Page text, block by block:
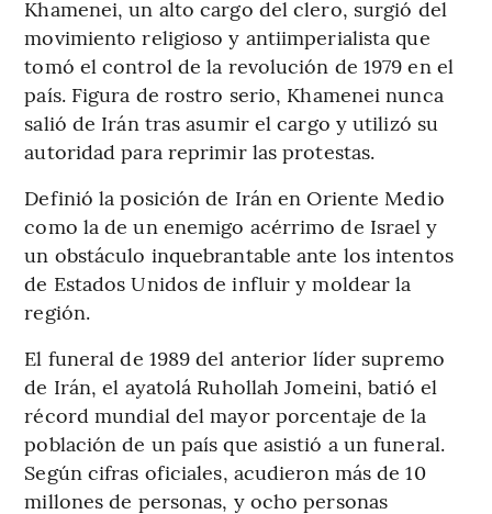
Khamenei, un alto cargo del clero, surgió del
movimiento religioso y antiimperialista que
tomó el control de la revolución de 1979 en el
país. Figura de rostro serio, Khamenei nunca
salió de Irán tras asumir el cargo y utilizó su
autoridad para reprimir las protestas.
Definió la posición de Irán en Oriente Medio
como la de un enemigo acérrimo de Israel y
un obstáculo inquebrantable ante los intentos
de Estados Unidos de influir y moldear la
región.
El funeral de 1989 del anterior líder supremo
de Irán, el ayatolá Ruhollah Jomeini, batió el
récord mundial del mayor porcentaje de la
población de un país que asistió a un funeral.
Según cifras oficiales, acudieron más de 10
millones de personas, y ocho personas